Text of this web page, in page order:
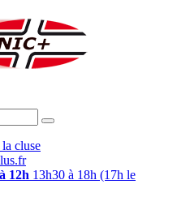
cluse
12h 13h30 à 18h (17h le